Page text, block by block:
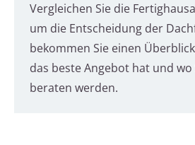
Vergleichen Sie die
um die Entscheidung der
bekommen Sie einen
das beste Angebot hat und wo
beraten werden.